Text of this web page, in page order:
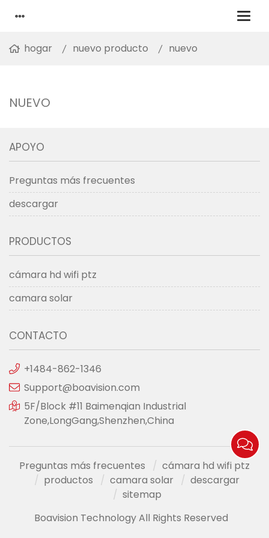
hogar nuevo producto nuevo
NUEVO
APOYO
Preguntas más frecuentes
descargar
PRODUCTOS
cámara hd wifi ptz
camara solar
CONTACTO
+1484-862-1346
Support@boavision.com
5F/Block #11 Baimenqian Industrial
Zone,LongGang,Shenzhen,China
Preguntas más frecuentes
cámara hd wifi ptz
productos
camara solar
descargar
sitemap
Boavision Technology All Rights Reserved